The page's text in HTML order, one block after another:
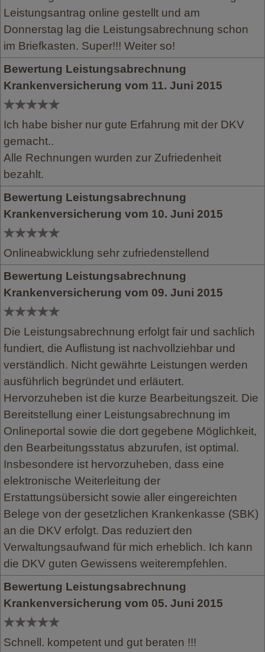
Leistungsantrag online gestellt und am
Donnerstag lag die Leistungsabrechnung schon
im Briefkasten. Super!!! Weiter so!
Bewertung Leistungsabrechnung
Krankenversicherung vom 11. Juni 2015
Ich habe bisher nur gute Erfahrung mit der DKV
gemacht..
Alle Rechnungen wurden zur Zufriedenheit
bezahlt.
Bewertung Leistungsabrechnung
Krankenversicherung vom 10. Juni 2015
Onlineabwicklung sehr zufriedenstellend
Bewertung Leistungsabrechnung
Krankenversicherung vom 09. Juni 2015
Die Leistungsabrechnung erfolgt fair und sachlich
fundiert, die Auflistung ist nachvollziehbar und
verständlich. Nicht gewährte Leistungen werden
ausführlich begründet und erläutert.
Hervorzuheben ist die kurze Bearbeitungszeit. Die
Bereitstellung einer Leistungsabrechnung im
Onlineportal sowie die dort gegebene Möglichkeit,
den Bearbeitungsstatus abzurufen, ist optimal.
Insbesondere ist hervorzuheben, dass eine
elektronische Weiterleitung der
Erstattungsübersicht sowie aller eingereichten
Belege von der gesetzlichen Krankenkasse (SBK)
an die DKV erfolgt. Das reduziert den
Verwaltungsaufwand für mich erheblich. Ich kann
die DKV guten Gewissens weiterempfehlen.
Bewertung Leistungsabrechnung
Krankenversicherung vom 05. Juni 2015
Schnell. kompetent und gut beraten !!!